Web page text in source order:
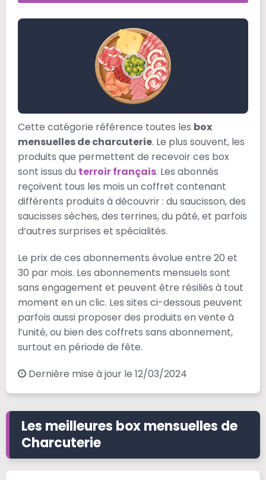
Cette catégorie référence toutes les box
mensuelles de charcuterie. Le plus souvent, les
produits que permettent de recevoir ces box
sont issus du terroir français. Les abonnés
reçoivent tous les mois un coffret contenant
différents produits à découvrir : du saucisson, des
saucisses sèches, des terrines, du pâté, et parfois
d’autres surprises et spécialités.
Le prix de ces abonnements évolue entre 20 et
30 par mois. Les abonnements mensuels sont
sans engagement et peuvent être résiliés à tout
moment en un clic. Les sites ci-dessous peuvent
parfois aussi proposer des produits en vente à
l’unité, ou bien des coffrets sans abonnement,
surtout en période de fête.
Dernière mise à jour le 12/03/2024
Les meilleures box mensuelles de
Charcuterie